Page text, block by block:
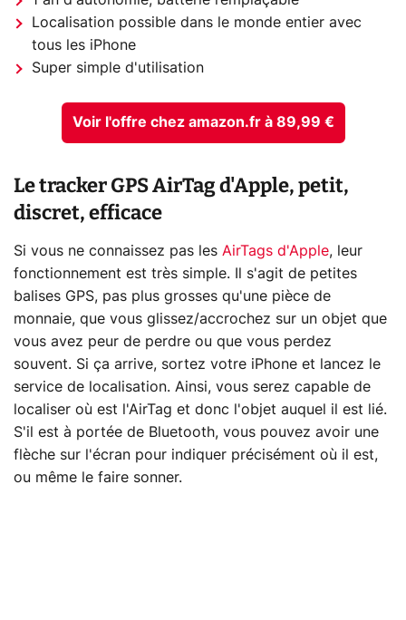
Localisation possible dans le monde entier avec
tous les iPhone
Super simple d'utilisation
Voir l'offre chez amazon.fr à 89,99 €
Le tracker GPS AirTag d'Apple, petit,
discret, efficace
Si vous ne connaissez pas les AirTags d'Apple, leur
fonctionnement est très simple. Il s'agit de petites
balises GPS, pas plus grosses qu'une pièce de
monnaie, que vous glissez/accrochez sur un objet que
vous avez peur de perdre ou que vous perdez
souvent. Si ça arrive, sortez votre iPhone et lancez le
service de localisation. Ainsi, vous serez capable de
localiser où est l'AirTag et donc l'objet auquel il est lié.
S'il est à portée de Bluetooth, vous pouvez avoir une
flèche sur l'écran pour indiquer précisément où il est,
ou même le faire sonner.